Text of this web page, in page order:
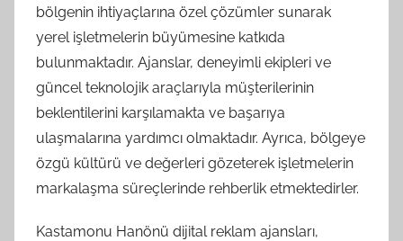
bölgenin ihtiyaçlarına özel çözümler sunarak
yerel işletmelerin büyümesine katkıda
bulunmaktadır. Ajanslar, deneyimli ekipleri ve
güncel teknolojik araçlarıyla müşterilerinin
beklentilerini karşılamakta ve başarıya
ulaşmalarına yardımcı olmaktadır. Ayrıca, bölgeye
özgü kültürü ve değerleri gözeterek işletmelerin
markalaşma süreçlerinde rehberlik etmektedirler.
Kastamonu Hanönü dijital reklam ajansları,